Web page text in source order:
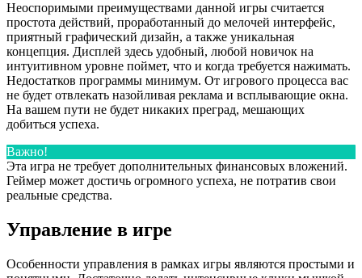
Неоспоримыми преимуществами данной игры считается
простота действий, проработанный до мелочей интерфейс,
приятный графический дизайн, а также уникальная
концепция. Дисплей здесь удобный, любой новичок на
интуитивном уровне поймет, что и когда требуется нажимать.
Недостатков программы минимум. От игрового процесса вас
не будет отвлекать назойливая реклама и всплывающие окна.
На вашем пути не будет никаких преград, мешающих
добиться успеха.
Важно!
Эта игра не требует дополнительных финансовых вложений.
Геймер может достичь огромного успеха, не потратив свои
реальные средства.
Управление в игре
Особенности управления в рамках игры являются простыми и